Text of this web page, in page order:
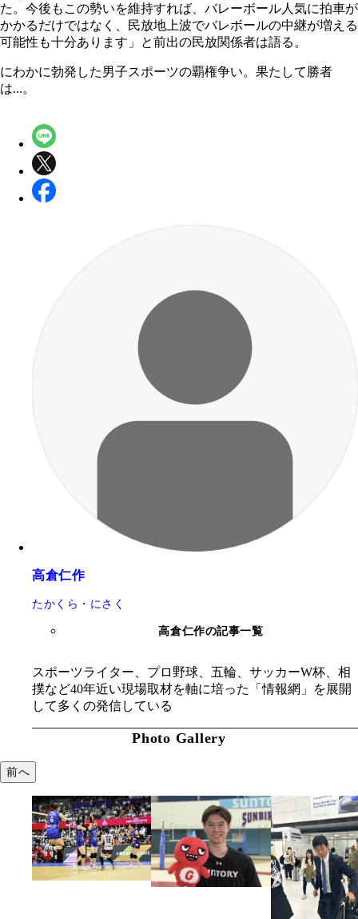
た。今後もこの勢いを維持すれば、バレーボール人気に拍車が
かかるだけではなく、民放地上波でバレボールの中継が増える
可能性も十分あります」と前出の民放関係者は語る。
にわかに勃発した男子スポーツの覇権争い。果たして勝者
は...。
高倉仁作
たかくら・にさく
高倉仁作の記事一覧
スポーツライター、プロ野球、五輪、サッカーW杯、相
撲など40年近い現場取材を軸に培った「情報網」を展開
して多くの発信している
Photo Gallery
前へ